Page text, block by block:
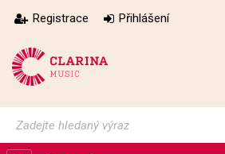
Registrace Přihlášení